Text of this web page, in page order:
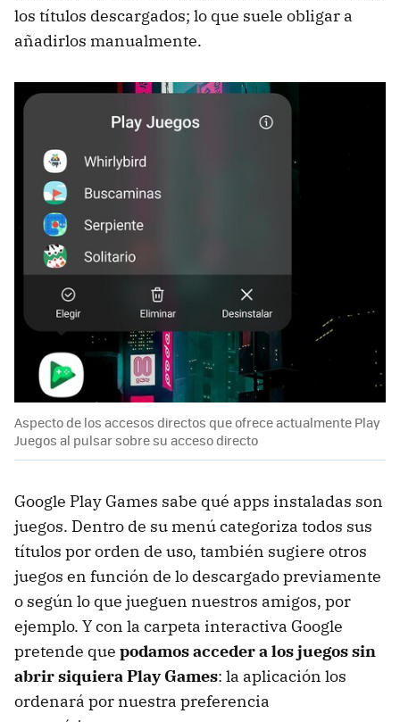
los títulos descargados; lo que suele obligar a
añadirlos manualmente.
Aspecto de los accesos directos que ofrece actualmente Play
Juegos al pulsar sobre su acceso directo
Google Play Games sabe qué apps instaladas son
juegos. Dentro de su menú categoriza todos sus
títulos por orden de uso, también sugiere otros
juegos en función de lo descargado previamente
o según lo que jueguen nuestros amigos, por
ejemplo. Y con la carpeta interactiva Google
pretende que podamos acceder a los juegos sin
abrir siquiera Play Games: la aplicación los
ordenará por nuestra preferencia